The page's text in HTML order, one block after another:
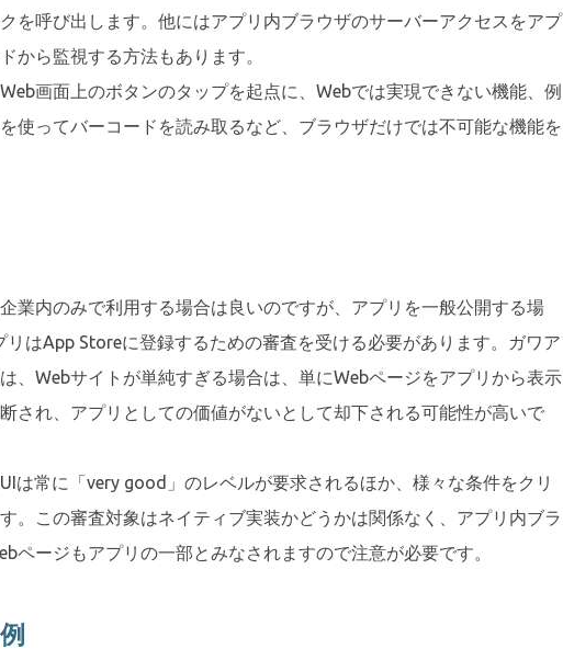
を呼び出します。他にはアプリ内ブラウザのサーバーアクセスをアプ
から監視する方法もあります。
画面上のボタンのタップを起点に、Webでは実現できない機能、例
使ってバーコードを読み取るなど、ブラウザだけでは不可能な機能を
業内のみで利用する場合は良いのですが、アプリを一般公開する場
リはApp Storeに登録するための審査を受ける必要があります。ガワア
、Webサイトが単純すぎる場合は、単にWebページをアプリから表示
され、アプリとしての価値がないとして却下される可能性が高いで
は常に「very good」のレベルが要求されるほか、様々な条件をクリ
。この審査対象はネイティブ実装かどうかは関係なく、アプリ内ブラ
ページもアプリの一部とみなされますので注意が必要です。